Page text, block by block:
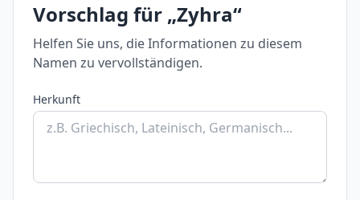
Vorschlag für „Zyhra“
Helfen Sie uns, die Informationen zu diesem
Namen zu vervollständigen.
Herkunft